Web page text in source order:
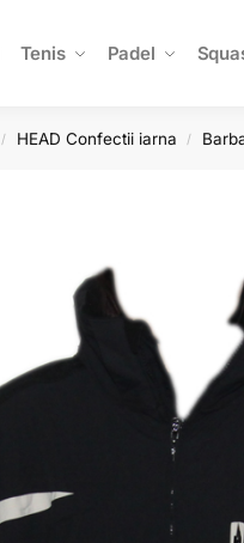
Tenis Padel
/ HEAD Confectii iarna /